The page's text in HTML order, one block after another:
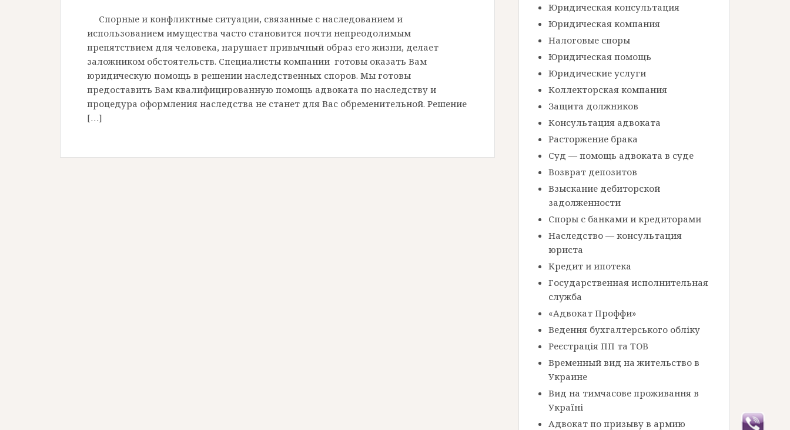
Спорные и конфликтные ситуации, связанные с наследованием и
использованием имущества часто становится почти непреодолимым
препятствием для человека, нарушает привычный образ его жизни, делает
заложником обстоятельств. Специалисты компании готовы оказать Вам
юридическую помощь в решении наследственных споров. Мы готовы
предоставить Вам квалифицированную помощь адвоката по наследству и
процедура оформления наследства не станет для Вас обременительной. Решение
[…]
Юридическая консультация
Юридическая компания
Налоговые споры
Юридическая помощь
Юридические услуги
Коллекторская компания
Защита должников
Консультация адвоката
Расторжение брака
Суд — помощь адвоката в суде
Возврат депозитов
Взыскание дебиторской
задолженности
Споры с банками и кредиторами
Наследство — консультация
юриста
Кредит и ипотека
Государственная исполнительная
служба
«Адвокат Проффи»
Ведення бухгалтерського обліку
Реєстрація ПП та ТОВ
Временный вид на жительство в
Украине
Вид на тимчасове проживання в
Україні
Адвокат по призыву в армию